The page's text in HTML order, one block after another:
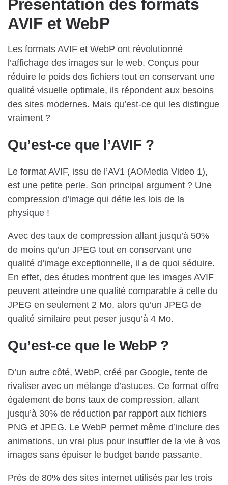
Présentation des formats
AVIF et WebP
Les formats AVIF et WebP ont révolutionné
l’affichage des images sur le web. Conçus pour
réduire le poids des fichiers tout en conservant une
qualité visuelle optimale, ils répondent aux besoins
des sites modernes. Mais qu’est-ce qui les distingue
vraiment ?
Qu’est-ce que l’AVIF ?
Le format AVIF, issu de l’AV1 (AOMedia Video 1),
est une petite perle. Son principal argument ? Une
compression d’image qui défie les lois de la
physique !
Avec des taux de compression allant jusqu’à 50%
de moins qu’un JPEG tout en conservant une
qualité d’image exceptionnelle, il a de quoi séduire.
En effet, des études montrent que les images AVIF
peuvent atteindre une qualité comparable à celle du
JPEG en seulement 2 Mo, alors qu’un JPEG de
qualité similaire peut peser jusqu’à 4 Mo.
Qu’est-ce que le WebP ?
D’un autre côté, WebP, créé par Google, tente de
rivaliser avec un mélange d’astuces. Ce format offre
également de bons taux de compression, allant
jusqu’à 30% de réduction par rapport aux fichiers
PNG et JPEG. Le WebP permet même d’inclure des
animations, un vrai plus pour insuffler de la vie à vos
images sans épuiser le budget bande passante.
Près de 80% des sites internet utilisés par les trois